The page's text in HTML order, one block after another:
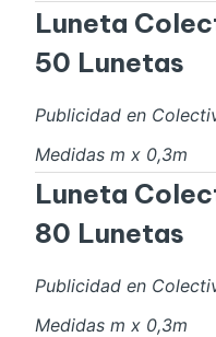
Luneta
50 Lunetas
Publicidad en
Medidas m x 0,3m
Luneta
80 Lunetas
Publicidad en
Medidas m x 0,3m